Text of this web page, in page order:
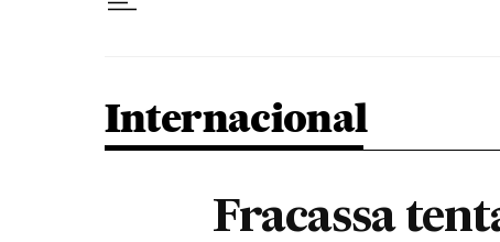
Internacional
Fracassa